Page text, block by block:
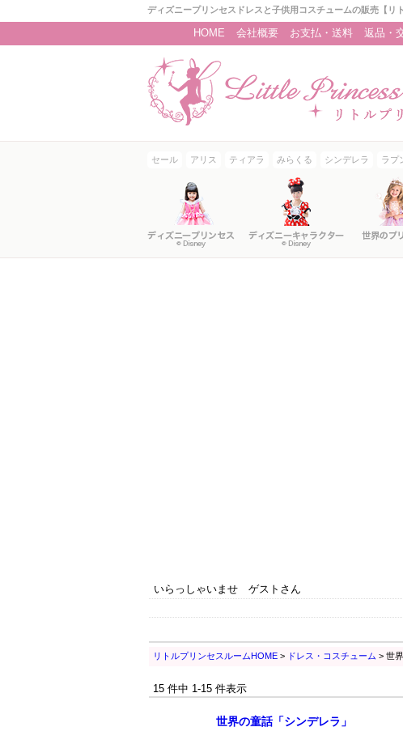
ディズニープリンセスドレスと子供用コスチュームの販売【リ
HOME
会社概要 お支払・送料 返品・
セール アリス ティアラ みらくる シンデレラ ラプ
いらっしゃいませ ゲストさん
リトルプリンセスルームHOME > ドレス・コスチューム > 世
15 件中 1-15 件表示
世界の童話「シンデレラ」